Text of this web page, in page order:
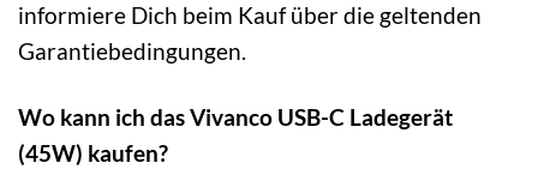
informiere Dich beim Kauf über die geltenden
Garantiebedingungen.
Wo kann ich das Vivanco USB-C Ladegerät
(45W) kaufen?